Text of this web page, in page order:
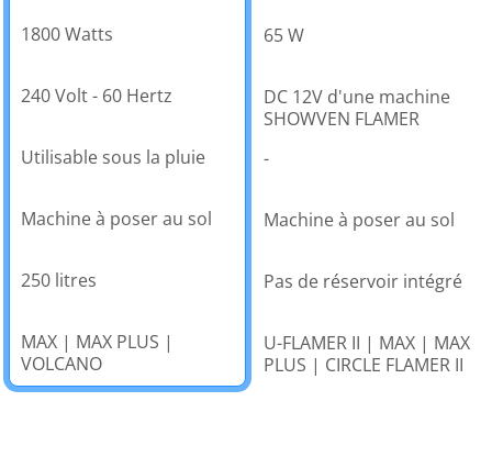
1800 Watts
240 Volt - 60 Hertz
Utilisable sous la pluie
Machine à poser au sol
250 litres
MAX | MAX PLUS |
VOLCANO
65 W
DC 12V d'une machine
SHOWVEN FLAMER
-
Machine à poser au sol
Pas de réservoir intégré
U-FLAMER II | MAX | MAX
PLUS | CIRCLE FLAMER II